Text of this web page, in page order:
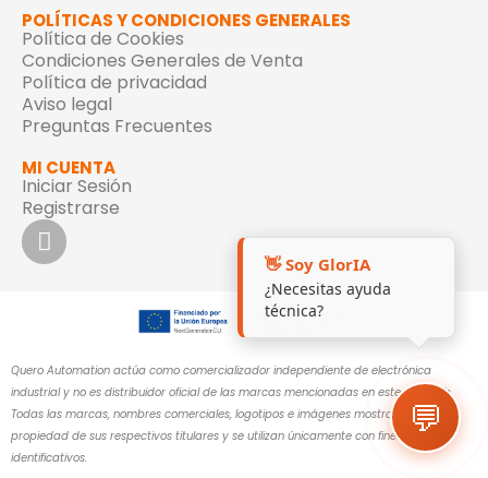
POLÍTICAS Y CONDICIONES GENERALES
Política de Cookies
Condiciones Generales de Venta
Política de privacidad
Aviso legal
Preguntas Frecuentes
MI CUENTA
Iniciar Sesión
Registrarse
👋 Soy GlorIA
¿Necesitas ayuda
técnica?
💬
Quero Automation actúa como comercializador independiente de electrónica
industrial y no es distribuidor oficial de las marcas mencionadas en este sitio web.
Todas las marcas, nombres comerciales, logotipos e imágenes mostrados son
propiedad de sus respectivos titulares y se utilizan únicamente con fines
identificativos.